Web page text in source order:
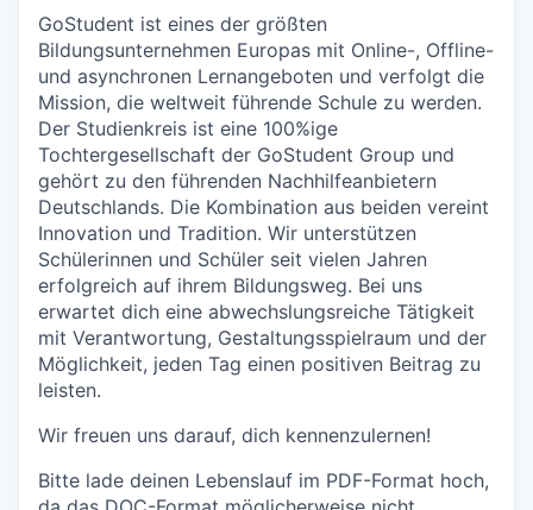
GoStudent ist eines der größten
Bildungsunternehmen Europas mit Online-, Offline-
und asynchronen Lernangeboten und verfolgt die
Mission, die weltweit führende Schule zu werden.
Der Studienkreis ist eine 100%ige
Tochtergesellschaft der GoStudent Group und
gehört zu den führenden Nachhilfeanbietern
Deutschlands. Die Kombination aus beiden vereint
Innovation und Tradition. Wir unterstützen
Schülerinnen und Schüler seit vielen Jahren
erfolgreich auf ihrem Bildungsweg. Bei uns
erwartet dich eine abwechslungsreiche Tätigkeit
mit Verantwortung, Gestaltungsspielraum und der
Möglichkeit, jeden Tag einen positiven Beitrag zu
leisten.
Wir freuen uns darauf, dich kennenzulernen!
Bitte lade deinen Lebenslauf im PDF-Format hoch,